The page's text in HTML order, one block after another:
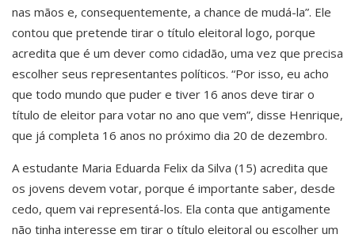
nas mãos e, consequentemente, a chance de mudá-la”. Ele
contou que pretende tirar o título eleitoral logo, porque
acredita que é um dever como cidadão, uma vez que precisa
escolher seus representantes políticos. “Por isso, eu acho
que todo mundo que puder e tiver 16 anos deve tirar o
título de eleitor para votar no ano que vem”, disse Henrique,
que já completa 16 anos no próximo dia 20 de dezembro.
A estudante Maria Eduarda Felix da Silva (15) acredita que
os jovens devem votar, porque é importante saber, desde
cedo, quem vai representá-los. Ela conta que antigamente
não tinha interesse em tirar o título eleitoral ou escolher um